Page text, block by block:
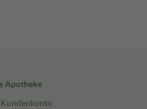
Apotheke